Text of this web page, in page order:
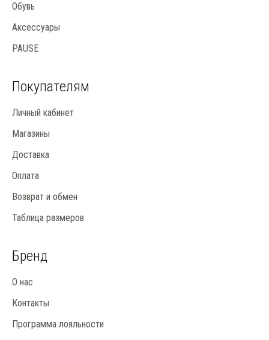
Обувь
Аксессуары
PAUSE
Покупателям
Личный кабинет
Магазины
Доставка
Оплата
Возврат и обмен
Таблица размеров
Бренд
О нас
Контакты
Программа лояльности